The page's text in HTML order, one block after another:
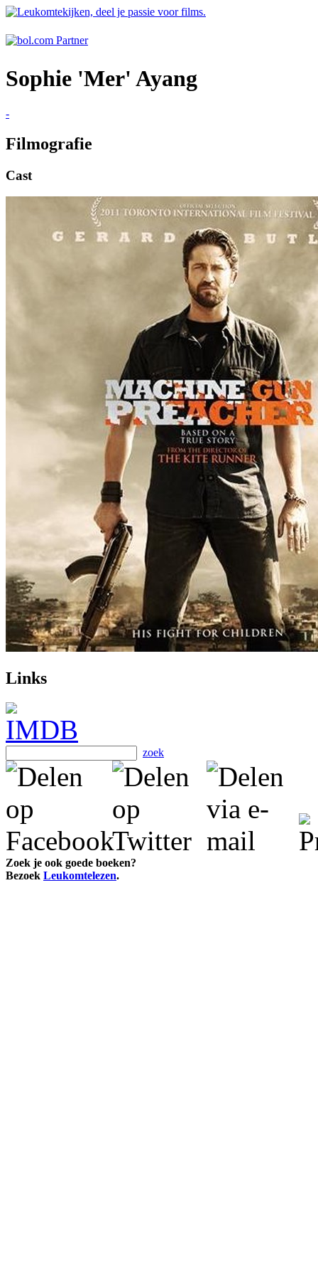
Sophie 'Mer' Ayang
-
Filmografie
Cast
Links
zoek
Zoek je ook goede boeken?
Bezoek Leukomtelezen.